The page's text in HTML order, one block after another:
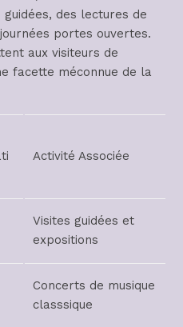
des lectures de
portes ouvertes.
aux visiteurs de
facette méconnue de la
Activité Associée
Visites guidées et
expositions
Concerts de musique
classsique